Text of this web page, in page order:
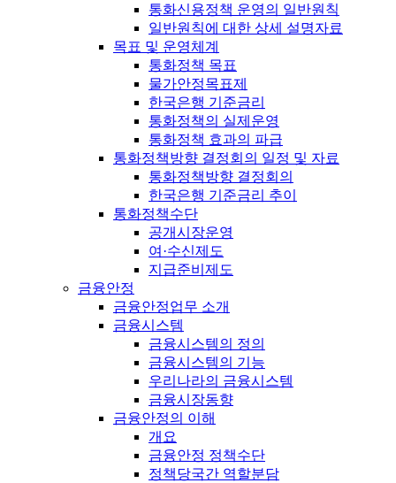
통화신용정책 운영의 일반원칙
일반원칙에 대한 상세 설명자료
목표 및 운영체계
통화정책 목표
물가안정목표제
한국은행 기준금리
통화정책의 실제운영
통화정책 효과의 파급
통화정책방향 결정회의 일정 및 자료
통화정책방향 결정회의
한국은행 기준금리 추이
통화정책수단
공개시장운영
여·수신제도
지급준비제도
금융안정
금융안정업무 소개
금융시스템
금융시스템의 정의
금융시스템의 기능
우리나라의 금융시스템
금융시장동향
금융안정의 이해
개요
금융안정 정책수단
정책당국간 역할분담